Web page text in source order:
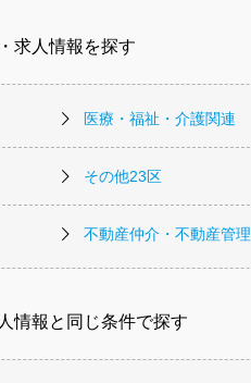
求人情報を探す
医療・福祉・介護関連
その他23区
不動産仲介・不動産管理
情報と同じ条件で探す